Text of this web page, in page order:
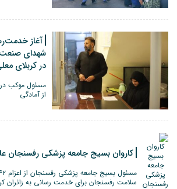
آغاز
شهدای صنعت
در کربلای
مسئول موکب
از آمادگی
کاروان بسیج جامعه پزشکی رفسنجان
سلامت رفسنجان برای خدمت رسانی به زائران